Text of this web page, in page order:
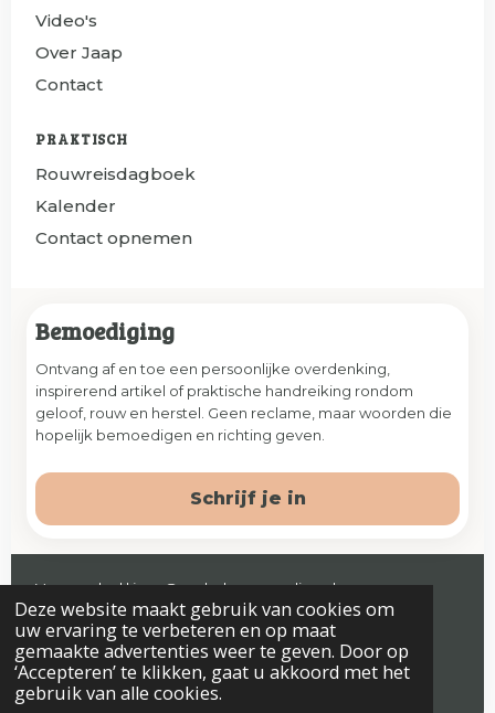
Deze website maakt gebruik van cookies om
uw ervaring te verbeteren en op maat
gemaakte advertenties weer te geven. Door op
‘Accepteren’ te klikken, gaat u akkoord met het
gebruik van alle cookies.
Video's
Over Jaap
Contact
PRAKTISCH
Rouwreisdagboek
Kalender
Contact opnemen
Bemoediging
Ontvang af en toe een persoonlijke overdenking,
inspirerend artikel of praktische handreiking rondom
geloof, rouw en herstel. Geen reclame, maar woorden die
hopelijk bemoedigen en richting geven.
Schrijf je in
Veenendaal | jaap@prelude-counseling.nl
© 2026 Prelude. Alle rechten voorbehouden.
Algemene voorwaardenPrivacyverklaring & Disclaimer